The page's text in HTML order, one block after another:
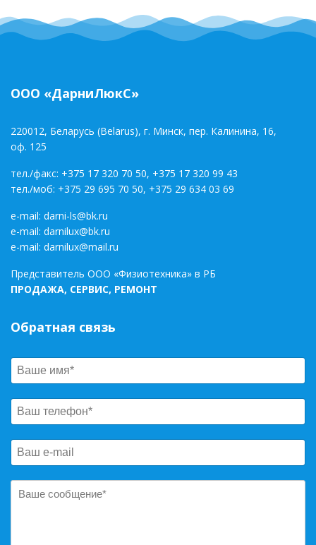
ООО «ДарниЛюкС»
220012, Беларусь (Belarus), г. Минск, пер. Калинина, 16,
оф. 125
тел./факс: +375 17 320 70 50, +375 17 320 99 43
тел./моб: +375 29 695 70 50, +375 29 634 03 69
e-mail: darni-ls@bk.ru
e-mail: darnilux@bk.ru
e-mail: darnilux@mail.ru
Представитель ООО «Физиотехника» в РБ
ПРОДАЖА, СЕРВИС, РЕМОНТ
Обратная связь